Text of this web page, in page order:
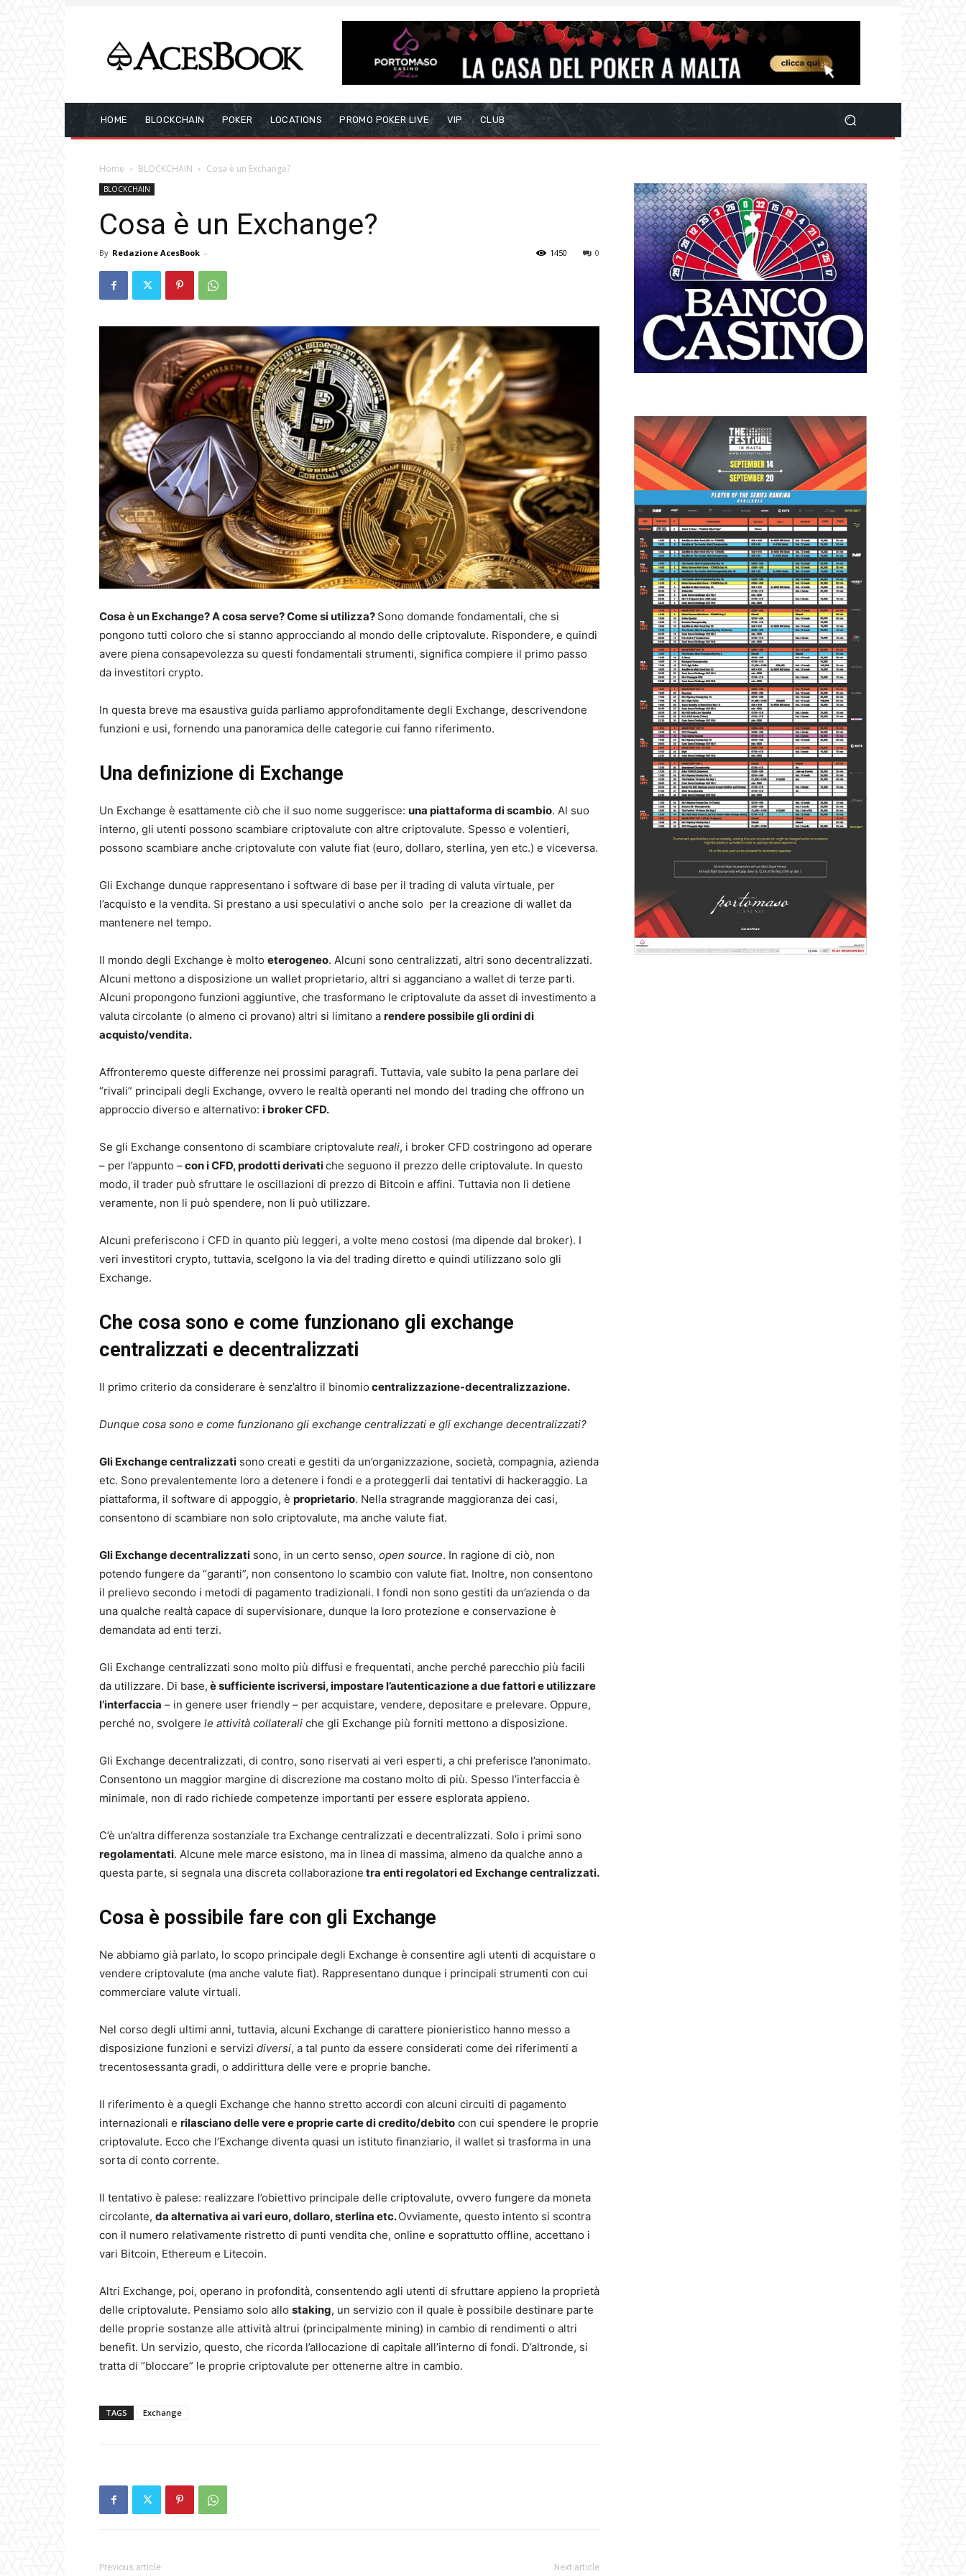
HOME BLOCKCHAIN POKER LOCATIONS PROMO POKER LIVE VIP CLUB
Home BLOCKCHAIN Cosa è un Exchange?
BLOCKCHAIN
Cosa è un Exchange?
By Redazione AcesBook - 0
1450
Cosa è un Exchange? A cosa serve? Come si utilizza? Sono domande fondamentali, che si
pongono tutti coloro che si stanno approcciando al mondo delle criptovalute. Rispondere, e quindi
avere piena consapevolezza su questi fondamentali strumenti, significa compiere il primo passo
da investitori crypto.
In questa breve ma esaustiva guida parliamo approfonditamente degli Exchange, descrivendone
funzioni e usi, fornendo una panoramica delle categorie cui fanno riferimento.
Una definizione di Exchange
Un Exchange è esattamente ciò che il suo nome suggerisce: una piattaforma di scambio. Al suo
interno, gli utenti possono scambiare criptovalute con altre criptovalute. Spesso e volentieri,
possono scambiare anche criptovalute con valute fiat (euro, dollaro, sterlina, yen etc.) e viceversa.
Gli Exchange dunque rappresentano i software di base per il trading di valuta virtuale, per
l’acquisto e la vendita. Si prestano a usi speculativi o anche solo per la creazione di wallet da
mantenere nel tempo.
Il mondo degli Exchange è molto eterogeneo. Alcuni sono centralizzati, altri sono decentralizzati.
Alcuni mettono a disposizione un wallet proprietario, altri si agganciano a wallet di terze parti.
Alcuni propongono funzioni aggiuntive, che trasformano le criptovalute da asset di investimento a
valuta circolante (o almeno ci provano) altri si limitano a rendere possibile gli ordini di
acquisto/vendita.
Affronteremo queste differenze nei prossimi paragrafi. Tuttavia, vale subito la pena parlare dei
“rivali” principali degli Exchange, ovvero le realtà operanti nel mondo del trading che offrono un
approccio diverso e alternativo: i broker CFD.
Se gli Exchange consentono di scambiare criptovalute reali, i broker CFD costringono ad operare
– per l’appunto –con i CFD, prodotti derivatiche seguono il prezzo delle criptovalute. In questo
modo, il trader può sfruttare le oscillazioni di prezzo di Bitcoin e affini. Tuttavia non li detiene
veramente, non li può spendere, non li può utilizzare.
Alcuni preferiscono i CFD in quanto più leggeri, a volte meno costosi (ma dipende dal broker). I
veri investitori crypto, tuttavia, scelgono la via del trading diretto e quindi utilizzano solo gli
Exchange.
Che cosa sono e come funzionano gli exchange
centralizzati e decentralizzati
Il primo criterio da considerare è senz’altro il binomio centralizzazione-decentralizzazione.
Dunque cosa sono e come funzionano gli exchange centralizzati e gli exchange decentralizzati?
Gli Exchange centralizzati sono creati e gestiti da un’organizzazione, società, compagnia, azienda
etc. Sono prevalentemente loro a detenere i fondi e a proteggerli dai tentativi di hackeraggio. La
piattaforma, il software di appoggio, è proprietario. Nella stragrande maggioranza dei casi,
consentono di scambiare non solo criptovalute, ma anche valute fiat.
Gli Exchange decentralizzati sono, in un certo senso, open source. In ragione di ciò, non
potendo fungere da “garanti”, non consentono lo scambio con valute fiat. Inoltre, non consentono
il prelievo secondo i metodi di pagamento tradizionali. I fondi non sono gestiti da un’azienda o da
una qualche realtà capace di supervisionare, dunque la loro protezione e conservazione è
demandata ad enti terzi.
Gli Exchange centralizzati sono molto più diffusi e frequentati, anche perché parecchio più facili
da utilizzare. Di base, è sufficiente iscriversi, impostare l’autenticazione a due fattori e utilizzare
l’interfaccia – in genere user friendly – per acquistare, vendere, depositare e prelevare. Oppure,
perché no, svolgere le attività collaterali che gli Exchange più forniti mettono a disposizione.
Gli Exchange decentralizzati, di contro, sono riservati ai veri esperti, a chi preferisce l’anonimato.
Consentono un maggior margine di discrezione ma costano molto di più. Spesso l’interfaccia è
minimale, non di rado richiede competenze importanti per essere esplorata appieno.
C’è un’altra differenza sostanziale tra Exchange centralizzati e decentralizzati. Solo i primi sono
regolamentati. Alcune mele marce esistono, ma in linea di massima, almeno da qualche anno a
questa parte, si segnala una discreta collaborazione tra enti regolatori ed Exchange centralizzati.
Cosa è possibile fare con gli Exchange
Ne abbiamo già parlato, lo scopo principale degli Exchange è consentire agli utenti di acquistare o
vendere criptovalute (ma anche valute fiat). Rappresentano dunque i principali strumenti con cui
commerciare valute virtuali.
Nel corso degli ultimi anni, tuttavia, alcuni Exchange di carattere pionieristico hanno messo a
disposizione funzioni e servizi diversi, a tal punto da essere considerati come dei riferimenti a
trecentosessanta gradi, o addirittura delle vere e proprie banche.
Il riferimento è a quegli Exchange che hanno stretto accordi con alcuni circuiti di pagamento
internazionali e rilasciano delle vere e proprie carte di credito/debito con cui spendere le proprie
criptovalute. Ecco che l’Exchange diventa quasi un istituto finanziario, il wallet si trasforma in una
sorta di conto corrente.
Il tentativo è palese: realizzare l’obiettivo principale delle criptovalute, ovvero fungere da moneta
circolante, da alternativa ai vari euro, dollaro, sterlina etc.Ovviamente, questo intento si scontra
con il numero relativamente ristretto di punti vendita che, online e soprattutto offline, accettano i
vari Bitcoin, Ethereum e Litecoin.
Altri Exchange, poi, operano in profondità, consentendo agli utenti di sfruttare appieno la proprietà
delle criptovalute. Pensiamo solo allo staking, un servizio con il quale è possibile destinare parte
delle proprie sostanze alle attività altrui (principalmente mining) in cambio di rendimenti o altri
benefit. Un servizio, questo, che ricorda l’allocazione di capitale all’interno di fondi. D’altronde, si
tratta di “bloccare” le proprie criptovalute per ottenerne altre in cambio.
TAGS Exchange
Previous article Next article